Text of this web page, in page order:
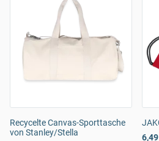
Recycelte Canvas-Sporttasche
von Stanley/Stella